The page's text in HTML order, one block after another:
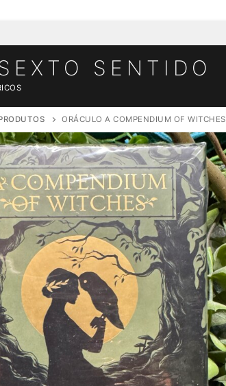
SENTIDO
ORÁCULO A COMPENDIUM OF WITCHES